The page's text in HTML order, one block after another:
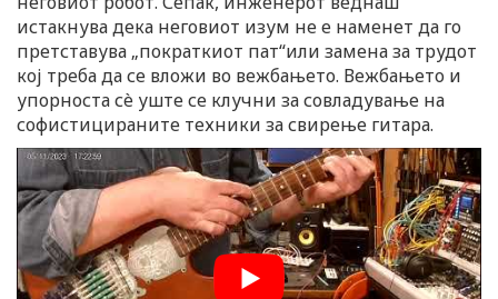
истакнува дека неговиот изум не е наменет да го
претставува „пократкиот пат“или замена за трудот
кој треба да се вложи во вежбањето. Вежбањето и
упорноста сè уште се клучни за совладување на
софистицираните техники за свирење гитара.